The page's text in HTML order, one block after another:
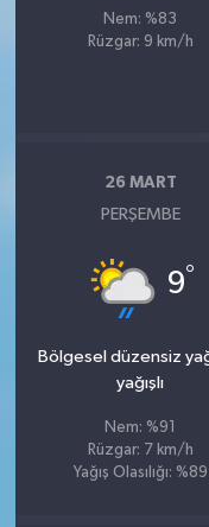
Nem: %83
Rüzgar: 9 km/h
26 MART
PERŞEMBE
9°
Bölgesel düzensiz
yağışlı
Nem: %91
Rüzgar: 7 km/h
Yağış Olasılığı: %89